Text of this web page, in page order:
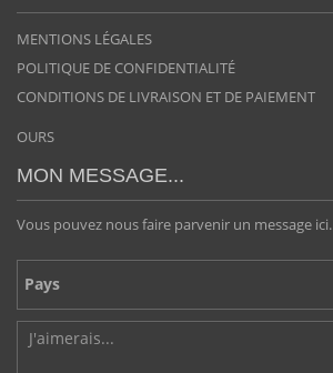
MENTIONS LÉGALES
POLITIQUE DE CONFIDENTIALITÉ
CONDITIONS DE LIVRAISON ET DE PAIEMENT
OURS
MON MESSAGE...
Vous pouvez nous faire parvenir un message ici.